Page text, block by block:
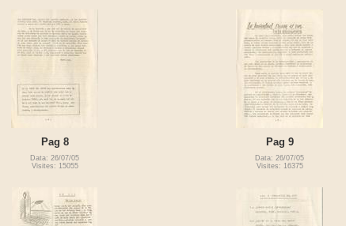
Pag 8
Data: 26/07/05
Visites: 15055
Pag 9
Data: 26/07/05
Visites: 16375